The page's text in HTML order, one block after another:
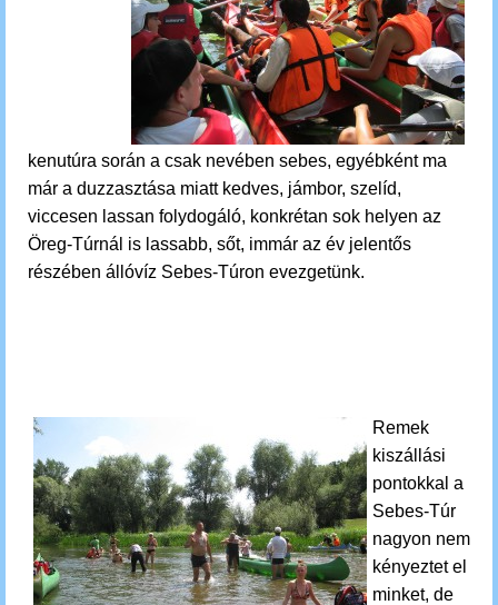
kenutúra során a csak nevében sebes, egyébként ma
már a duzzasztása miatt kedves, jámbor, szelíd,
viccesen lassan folydogáló, konkrétan sok helyen az
Öreg-Túrnál is lassabb, sőt, immár az év jelentős
részében állóvíz Sebes-Túron evezgetünk.
Remek
kiszállási
pontokkal a
Sebes-Túr
nagyon nem
kényeztet el
minket, de